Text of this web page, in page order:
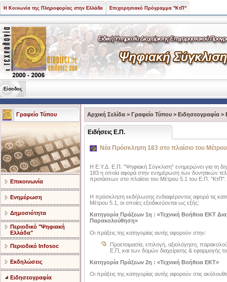
Η Κοινωνία της Πληροφορίας στην Ελλάδα Επιχειρησιακό Πρόγραμμα "ΚτΠ"
Είσοδος
Γραφείο Τύπου
Επικοινωνία
Ενημέρωση
Δημοσιότητα
Περιοδικό "Ψηφιακή
Ελλάδα"
Περιοδικό Infosoc
Εκδηλώσεις
Ειδησεογραφία
Αρχική Σελίδα > Γραφείο Τύπου > Ειδησεογραφία >
Ειδήσεις Ε.Π.
Νέα Πρόσκληση 183 στο πλαίσιο του
Η Ε.Υ.Δ. Ε.Π. "Ψηφιακή Σύγκλιση" ενημερώνει για τη
183 η οποία αφορά στην ενημέρωση των δυνητικών
προτάσεων στο πλαίσιο του Μέτρου 5.1 του Ε.Π. "ΚτΠ".
Η πρόσκληση εκδήλωσης ενδιαφέροντος αφορά τις
Μέτρου 5.1, οι οποίες εξειδικεύονται ως εξής:
Κατηγορία Πράξεων 1η : «Τεχνική Βοήθεια ΕΚΤ
Παρακολούθηση»
Οι πράξεις της κατηγορίας αυτής αφορούν στην:
Προετοιμασία, επιλογή, αξιολόγηση,
Ε.Π, και των δομών διαχείρισης & εφαρμογής
Κατηγορία Πράξεων 2η : «Τεχνική Βοήθεια ΕΚΤ»
Οι πράξεις της κατηγορίας αυτής αφορούν στις